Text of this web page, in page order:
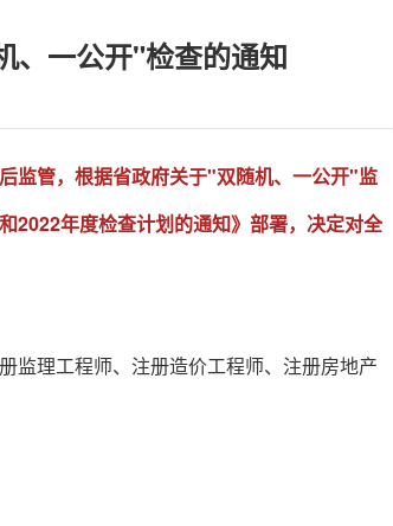
、一公开"检查的通知
监管，根据省政府关于"双随机、一公开"监
2022年度检查计划的通知》部署，决定对全
监理工程师、注册造价工程师、注册房地产